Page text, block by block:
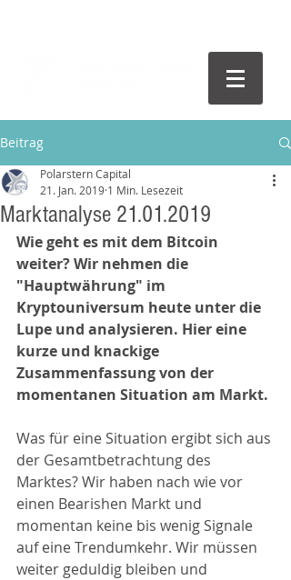
Beitrag
Marktanalyse 21.01.2019
Polarstern Capital
21. Jan. 2019 1 Min. Lesezeit
Wie geht es mit dem Bitcoin
weiter? Wir nehmen die
"Hauptwährung" im
Kryptouniversum heute unter die
Lupe und analysieren. Hier eine
kurze und knackige
Zusammenfassung von der
momentanen Situation am Markt.
Was für eine Situation ergibt sich aus
der Gesamtbetrachtung des
Marktes? Wir haben nach wie vor
einen Bearishen Markt und
momentan keine bis wenig Signale
auf eine Trendumkehr. Wir müssen
weiter geduldig bleiben und